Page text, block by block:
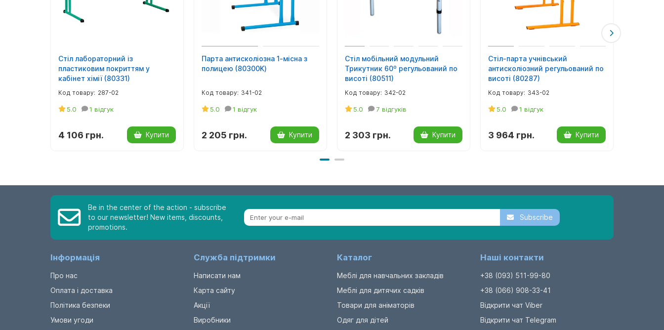
Стіл лабораторний із
пластиковим покриттям у
кабінет хімії (80331)
287-02
5.0 1 відгук
4 106 грн. Купити
Парта антисколіозна 1-місна з
полицею (80300K)
341-02
5.0 1 відгук
2 205 грн. Купити
Стіл мобільний модульний
Трикутник 60⁰ регульований по
висоті (80511)
342-02
5.0 7 відгуків
2 303 грн. Купити
Стіл-парта учнівський
антисколіозний регульований по
висоті (80287)
343-02
5.0 1 відгук
3 964 грн. Купити
Be in the center of the action - subscribe
to our newsletter! New items, discounts,
promotions.
Subscribe
Інформація
Про нас
Оплата і доставка
Політика безпеки
Умови угоди
Служба підтримки
Написати нам
Карта сайту
Акції
Виробники
Каталог
Меблі для навчальних закладів
Меблі для дитячих садків
Товари для аніматорів
Одяг для дітей
Наші контакти
+38 (093) 511-99-80
+38 (066) 908-33-41
Відкрити чат Viber
Відкрити чат Telegram